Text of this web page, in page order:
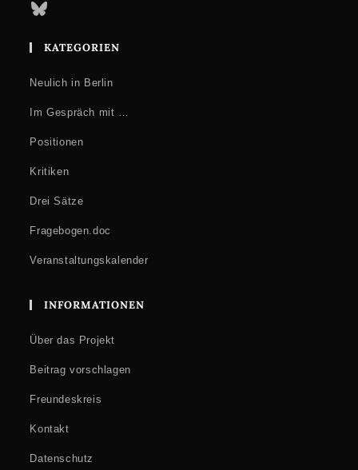
Bluesky
KATEGORIEN
Neulich in Berlin
Im Gespräch mit …
Positionen
Kritiken
Drei Sätze
Fragebogen.doc
Veranstaltungskalender
INFORMATIONEN
Über das Projekt
Beitrag vorschlagen
Freundeskreis
Kontakt
Datenschutz